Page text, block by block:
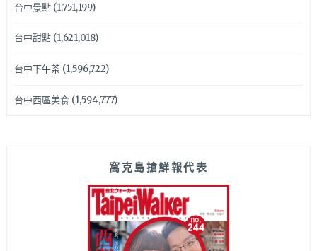
台中景點(1,751,199)
台中甜點(1,621,018)
台中下午茶(1,596,722)
台中西區美食(1,594,777)
窩克島搶鮮報代表